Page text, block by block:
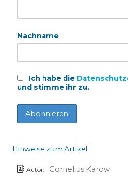
Nachname
Ich habe die
und stimme ihr zu.
Hinweise zum Artikel
Autor: Cornelius Karow